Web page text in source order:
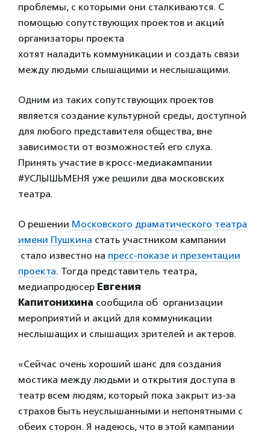
проблемы, с которыми они сталкиваются. С
помощью сопутствующих проектов и акций
организаторы проекта
хотят наладить коммуникации и создать связи
между людьми слышащими и неслышащими.
Одним из таких сопутствующих проектов
является создание культурной среды, доступной
для любого представителя общества, вне
зависимости от возможностей его слуха.
Принять участие в кросс-медиакампании
#УСЛЫШЬМЕНЯ уже решили два московских
театра.
О решении Московского драматического театра
имени Пушкина стать участником кампании
стало известно на пресс-показе и презентации
проекта. Тогда представитель театра,
медиапродюсер Евгения
Капитонихина сообщила об организации
мероприятий и акций для коммуникации
неслышащих и слышащих зрителей и актеров.
«Сейчас очень хороший шанс для создания
мостика между людьми и открытия доступа в
театр всем людям, который пока закрыт из-за
страхов быть неуслышанными и непонятными с
обеих сторон. Я надеюсь, что в этой кампании